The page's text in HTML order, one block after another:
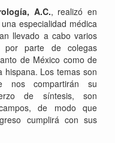
) A.C., realizó en
especialidad médica
llevado a cabo varios
por parte de colegas
de México como de
hispana. Los temas son
nos compartirán su
de síntesis, son
de modo que
cumplirá con sus